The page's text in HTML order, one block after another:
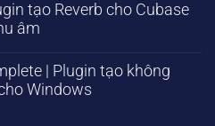
tạo Reverb cho Cubase
âm
| Plugin tạo không
Windows